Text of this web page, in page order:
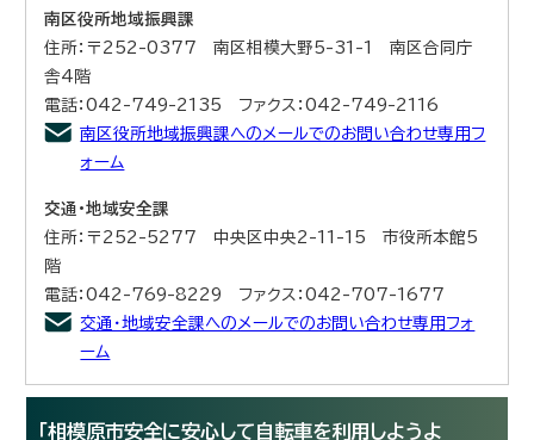
南区役所地域振興課
住所：〒252-0377 南区相模大野5-31-1 南区合同庁
舎4階
電話：042-749-2135 ファクス：042-749-2116
南区役所地域振興課へのメールでのお問い合わせ専用フ
ォーム
交通・地域安全課
住所：〒252-5277 中央区中央2-11-15 市役所本館5
階
電話：042-769-8229 ファクス：042-707-1677
交通・地域安全課へのメールでのお問い合わせ専用フォ
ーム
「相模原市安全に安心して自転車を利用しようよ